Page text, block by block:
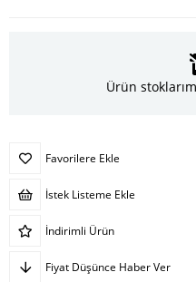
Ürün
Favorilere Ekle
İstek Listeme Ekle
İndirimli Ürün
Fiyat Düşünce Haber Ver